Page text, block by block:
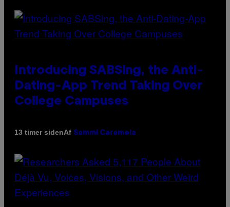
Introducing SABSing, the Anti-
Dating-App Trend Taking Over
College Campuses
13 timer sidenAf Sammi Caramela